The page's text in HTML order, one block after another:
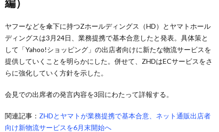
ヤフーなどを傘下に持つZホールディングス（HD）とヤマトホール
ディングスは3月24日、業務提携で基本合意したと発表。具体策と
して「Yahoo!ショッピング」の出店者向けに新たな物流サービスを
提供していくことを明らかにした。併せて、ZHDはECサービスをさ
らに強化していく方針を示した。
会見での出席者の発言内容を3回にわたって詳報する。
関連記事： ZHDとヤマトが業務提携で基本合意、ネット通販出店者
向け新物流サービスを6月末開始へ